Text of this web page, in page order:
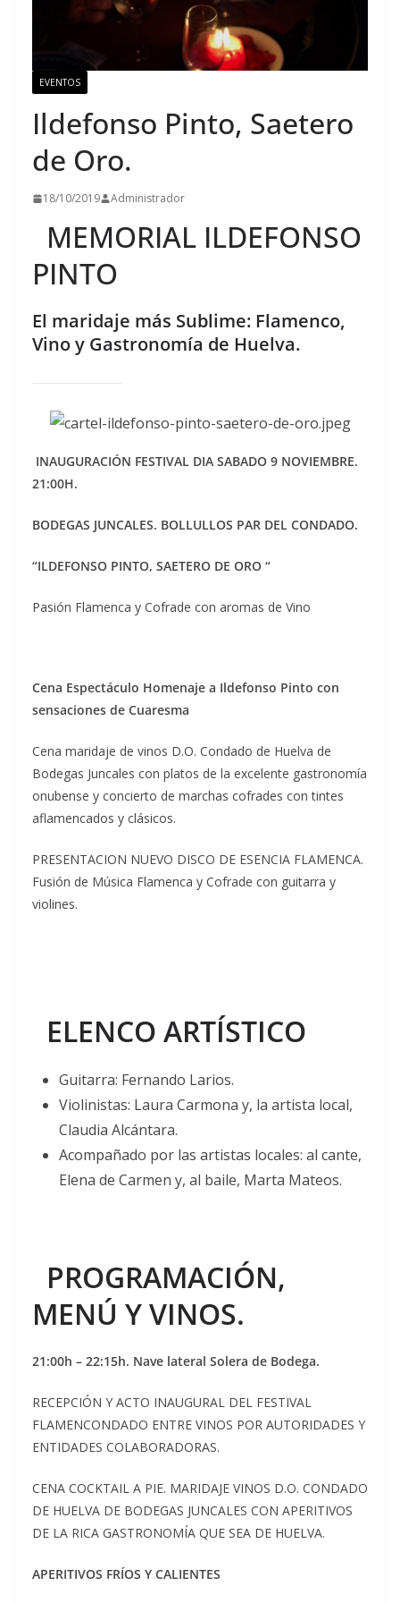
EVENTOS
Ildefonso Pinto, Saetero
de Oro.
18/10/2019 Administrador
MEMORIAL ILDEFONSO
PINTO
El maridaje más Sublime: Flamenco,
Vino y Gastronomía de Huelva.
INAUGURACIÓN FESTIVAL DIA SABADO 9 NOVIEMBRE.
21:00H.
BODEGAS JUNCALES. BOLLULLOS PAR DEL CONDADO.
“ILDEFONSO PINTO, SAETERO DE ORO “
Pasión Flamenca y Cofrade con aromas de Vino
Cena Espectáculo Homenaje a Ildefonso Pinto con
sensaciones de Cuaresma
Cena maridaje de vinos D.O. Condado de Huelva de
Bodegas Juncales con platos de la excelente gastronomía
onubense y concierto de marchas cofrades con tintes
aflamencados y clásicos.
PRESENTACION NUEVO DISCO DE ESENCIA FLAMENCA.
Fusión de Música Flamenca y Cofrade con guitarra y
violines.
ELENCO ARTÍSTICO
Guitarra: Fernando Larios.
Violinistas: Laura Carmona y, la artista local,
Claudia Alcántara.
Acompañado por las artistas locales: al cante,
Elena de Carmen y, al baile, Marta Mateos.
PROGRAMACIÓN,
MENÚ Y VINOS.
21:00h – 22:15h. Nave lateral Solera de Bodega.
RECEPCIÓN Y ACTO INAUGURAL DEL FESTIVAL
FLAMENCONDADO ENTRE VINOS POR AUTORIDADES Y
ENTIDADES COLABORADORAS.
CENA COCKTAIL A PIE. MARIDAJE VINOS D.O. CONDADO
DE HUELVA DE BODEGAS JUNCALES CON APERITIVOS
DE LA RICA GASTRONOMÍA QUE SEA DE HUELVA.
APERITIVOS FRÍOS Y CALIENTES